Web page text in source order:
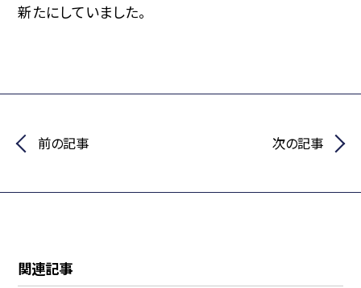
新たにしていました。
前の記事 次の記事
関連記事